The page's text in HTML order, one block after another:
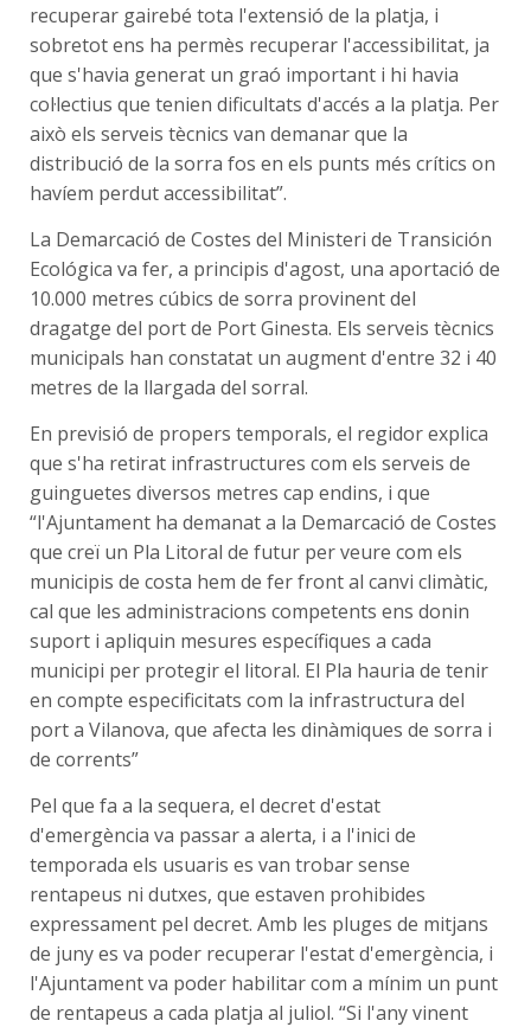
recuperar gairebé tota l'extensió de la platja, i
sobretot ens ha permès recuperar l'accessibilitat, ja
que s'havia generat un graó important i hi havia
col·lectius que tenien dificultats d'accés a la platja. Per
això els serveis tècnics van demanar que la
distribució de la sorra fos en els punts més crítics on
havíem perdut accessibilitat”.
La Demarcació de Costes del Ministeri de Transición
Ecológica va fer, a principis d'agost, una aportació de
10.000 metres cúbics de sorra provinent del
dragatge del port de Port Ginesta. Els serveis tècnics
municipals han constatat un augment d'entre 32 i 40
metres de la llargada del sorral.
En previsió de propers temporals, el regidor explica
que s'ha retirat infrastructures com els serveis de
guinguetes diversos metres cap endins, i que
“l'Ajuntament ha demanat a la Demarcació de Costes
que creï un Pla Litoral de futur per veure com els
municipis de costa hem de fer front al canvi climàtic,
cal que les administracions competents ens donin
suport i apliquin mesures específiques a cada
municipi per protegir el litoral. El Pla hauria de tenir
en compte especificitats com la infrastructura del
port a Vilanova, que afecta les dinàmiques de sorra i
de corrents”
Pel que fa a la sequera, el decret d'estat
d'emergència va passar a alerta, i a l'inici de
temporada els usuaris es van trobar sense
rentapeus ni dutxes, que estaven prohibides
expressament pel decret. Amb les pluges de mitjans
de juny es va poder recuperar l'estat d'emergència, i
l'Ajuntament va poder habilitar com a mínim un punt
de rentapeus a cada platja al juliol. “Si l'any vinent